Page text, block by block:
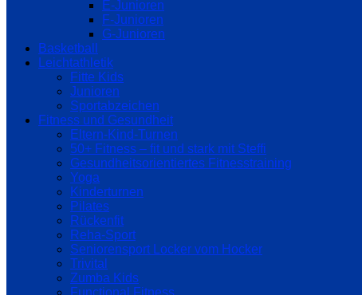
E-Junioren
F-Junioren
G-Junioren
Basketball
Leichtathletik
Fitte Kids
Junioren
Sportabzeichen
Fitness und Gesundheit
Eltern-Kind-Turnen
50+ Fitness – fit und stark mit Steffi
Gesundheitsorientiertes Fitnesstraining
Yoga
Kinderturnen
Pilates
Rückenfit
Reha-Sport
Seniorensport Locker vom Hocker
Trivital
Zumba Kids
Functional Fitness